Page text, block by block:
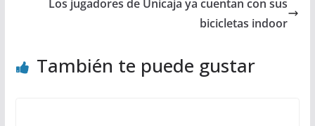
Los jugadores de Unicaja ya cuentan con sus
bicicletas indoor
También te puede gustar